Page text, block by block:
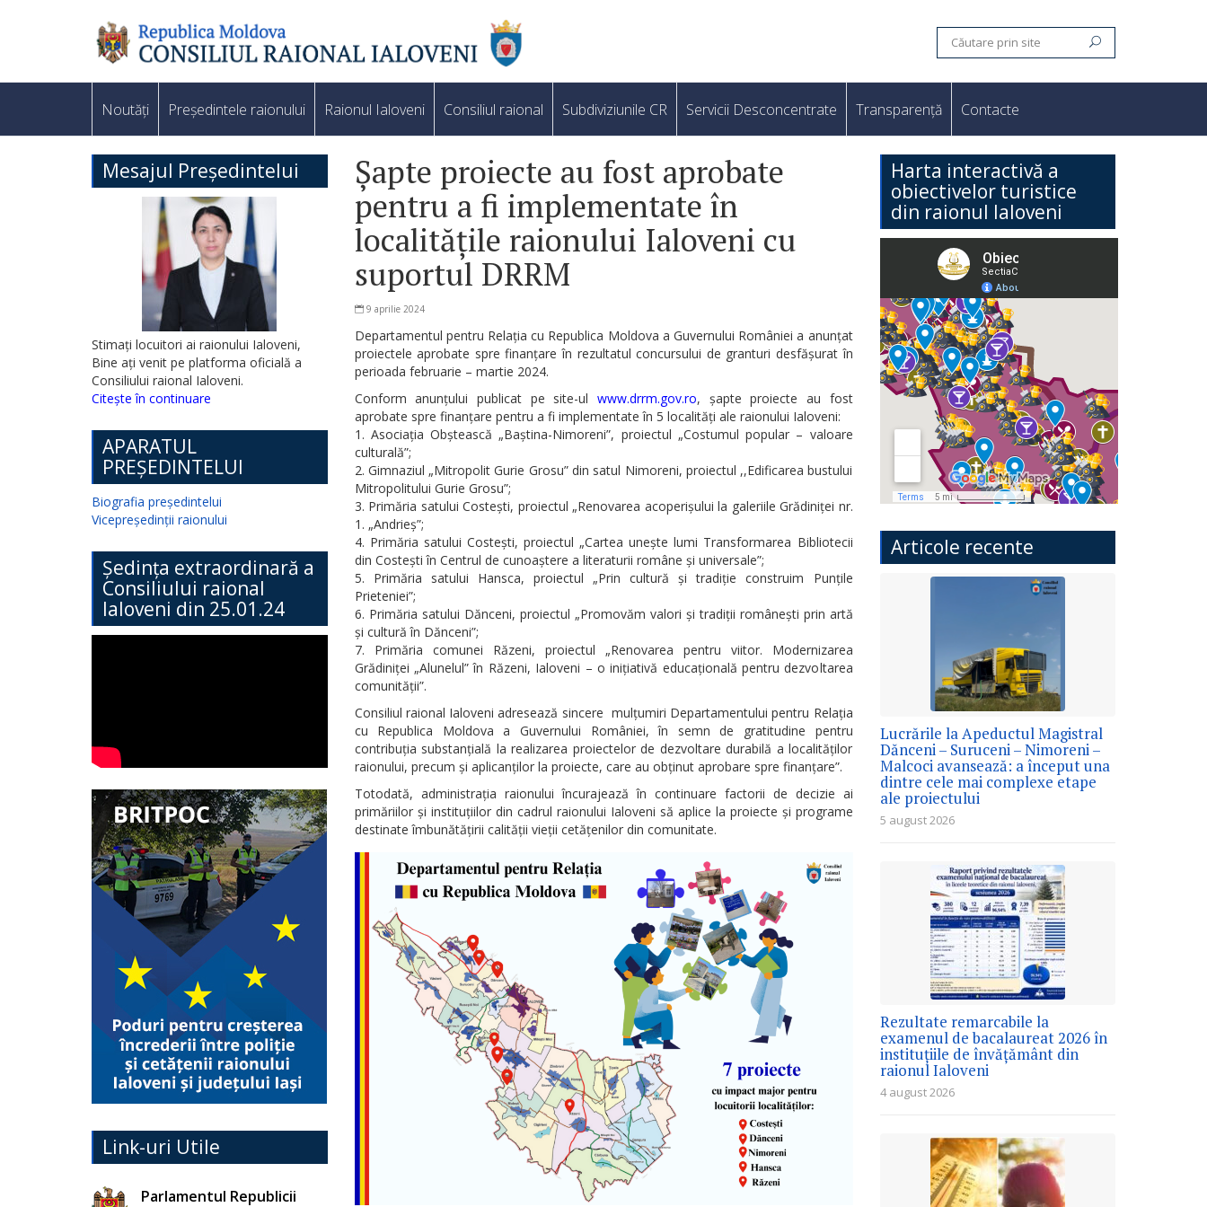
Noutăți Președintele raionului Raionul Ialoveni Consiliul raional Subdiviziunile CR Servicii Desconcentrate Transparență Contacte
Mesajul Președintelui
Stimați locuitori ai raionului Ialoveni,
Bine ați venit pe platforma oficială a
Consiliului raional Ialoveni.
Citește în continuare
APARATUL
PREȘEDINTELUI
Biografia președintelui
Vicepreședinții raionului
Ședința extraordinară a
Consiliului raional
Ialoveni din 25.01.24
Link-uri Utile
Parlamentul Republicii
Șapte proiecte au fost aprobate
pentru a fi implementate în
localitățile raionului Ialoveni cu
suportul DRRM
9 aprilie 2024
Departamentul pentru Relația cu Republica Moldova a Guvernului României a anunțat
proiectele aprobate spre finanțare în rezultatul concursului de granturi desfășurat în
perioada februarie – martie 2024.
Conform anunțului publicat pe site-ul www.drrm.gov.ro, șapte proiecte au fost
aprobate spre finanțare pentru a fi implementate în 5 localități ale raionului Ialoveni:
1. Asociația Obștească „Baștina-Nimoreni”, proiectul „Costumul popular – valoare
culturală”;
2. Gimnaziul „Mitropolit Gurie Grosu” din satul Nimoreni, proiectul ,,Edificarea bustului
Mitropolitului Gurie Grosu”;
3. Primăria satului Costești, proiectul „Renovarea acoperișului la galeriile Grădiniței nr.
1. „Andrieș”;
4. Primăria satului Costești, proiectul „Cartea unește lumi Transformarea Bibliotecii
din Costești în Centrul de cunoaștere a literaturii române și universale”;
5. Primăria satului Hansca, proiectul „Prin cultură și tradiție construim Punțile
Prieteniei”;
6. Primăria satului Dănceni, proiectul „Promovăm valori și tradiții românești prin artă
și cultură în Dănceni”;
7. Primăria comunei Răzeni, proiectul „Renovarea pentru viitor. Modernizarea
Grădiniței „Alunelul” în Răzeni, Ialoveni – o inițiativă educațională pentru dezvoltarea
comunității”.
Consiliul raional Ialoveni adresează sincere mulțumiri Departamentului pentru Relația
cu Republica Moldova a Guvernului României, în semn de gratitudine pentru
contribuția substanțială la realizarea proiectelor de dezvoltare durabilă a localităților
raionului, precum și aplicanților la proiecte, care au obținut aprobare spre finanțare”.
Totodată, administrația raionului încurajează în continuare factorii de decizie ai
primăriilor și instituțiilor din cadrul raionului Ialoveni să aplice la proiecte și programe
destinate îmbunătățirii calității vieții cetățenilor din comunitate.
Harta interactivă a
obiectivelor turistice
din raionul Ialoveni
Articole recente
Lucrările la Apeductul Magistral
Dănceni – Suruceni – Nimoreni –
Malcoci avansează: a început una
dintre cele mai complexe etape
ale proiectului
5 august 2026
Rezultate remarcabile la
examenul de bacalaureat 2026 în
instituțiile de învățământ din
raionul Ialoveni
4 august 2026